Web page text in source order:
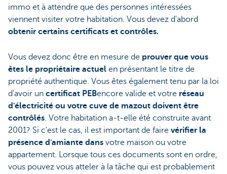
immo et à attendre que des personnes intéressées
viennent visiter votre habitation. Vous devez d'abord
obtenir certains certificats et contrôles.
Vous devez donc être en mesure de prouver que vous
êtes le propriétaire actuel en présentant le titre de
propriété authentique. Vous êtes également tenu par la loi
d'avoir un certificat PEBencore valide et votre réseau
d'électricité ou votre cuve de mazout doivent être
contrôlés. Votre habitation a-t-elle été construite avant
2001? Si c'est le cas, il est important de faire vérifier la
présence d'amiante dans votre maison ou votre
appartement. Lorsque tous ces documents sont en ordre,
vous pouvez vous atteler à la tâche qui est probablement